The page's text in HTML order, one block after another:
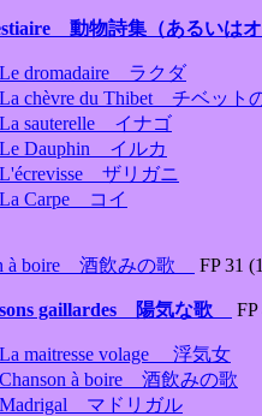
動物詩集（あるいは
Le dromadaire ラクダ
La chèvre du Thibet チベット
La sauterelle イナゴ
Le Dauphin イルカ
L'écrevisse ザリガニ
La Carpe コイ
à boire 酒飲みの歌 FP 31
gaillardes 陽気な歌
La maitresse volage 浮気女
Chanson à boire 酒飲みの歌
Madrigal マドリガル